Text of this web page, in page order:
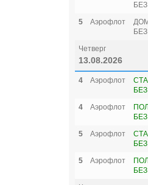
5
Аэрофлот
Четверг
13.08.2026
4 Аэрофлот
4
Аэрофлот
5
Аэрофлот
5
Аэрофлот